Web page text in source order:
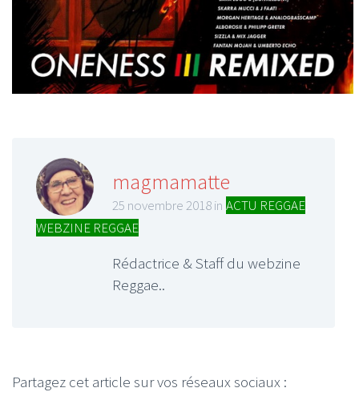
magmamatte
25 novembre 2018 in ACTU REGGAE
WEBZINE REGGAE
Rédactrice & Staff du webzine
Reggae..
Partagez cet article sur vos réseaux sociaux :